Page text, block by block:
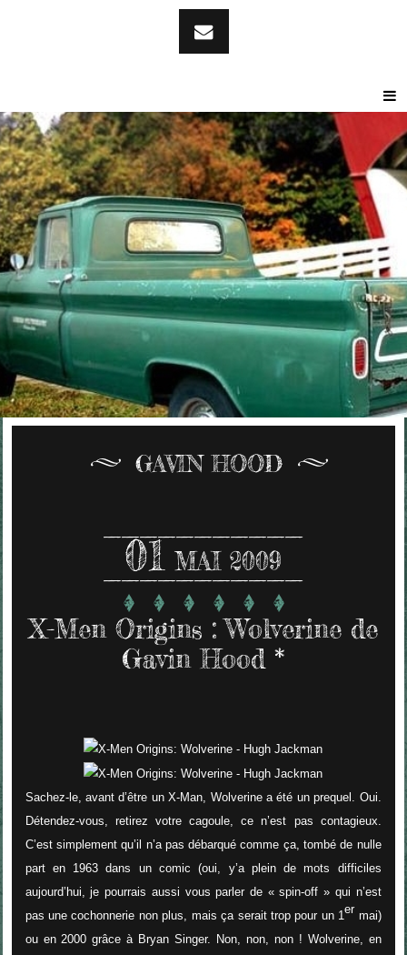
GAVIN HOOD
01 MAI 2009
X-Men Origins : Wolverine de
Gavin Hood *
Sachez-le, avant d’être un X-Man, Wolverine a été un prequel. Oui.
Détendez-vous, retirez votre cagoule, ce n’est pas contagieux.
C’est simplement qu’il n’a pas débarqué comme ça, tombé de nulle
part en 1963 dans un comic (oui, y’a plein de mots difficiles
aujourd’hui, je pourrais aussi vous parler de « spin-off » qui n’est
pas une cochonnerie non plus, mais ça serait trop pour un 1er mai)
ou en 2000 grâce à Bryan Singer. Non, non, non ! Wolverine, en